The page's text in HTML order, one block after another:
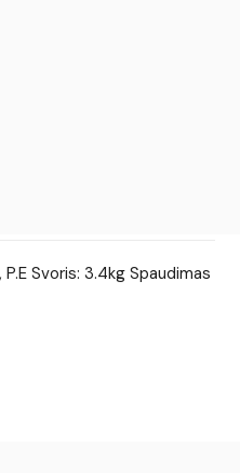
Svoris: 3.4kg Spaudimas